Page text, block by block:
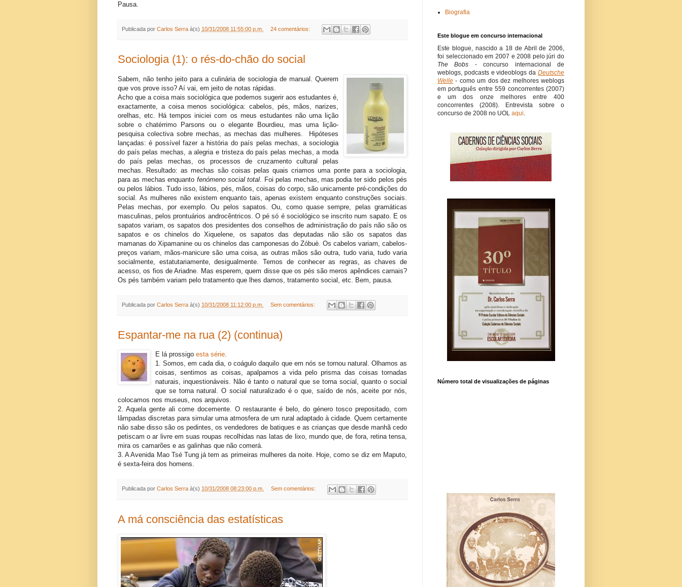
Pausa.
Publicada por Carlos Serra à(s) 10/31/2008 11:55:00 p.m. 24 comentários:
Sociologia (1): o rés-do-chão do social
Sabem, não tenho jeito para a culinária de sociologia de manual. Querem
que vos prove isso? Aí vai, em jeito de notas rápidas.
Acho que a coisa mais sociológica que podemos sugerir aos estudantes é,
exactamente, a coisa menos sociológica: cabelos, pés, mãos, narizes,
orelhas, etc. Há tempos iniciei com os meus estudantes não uma lição
sobre o chatérrimo Parsons ou o elegante Bourdieu, mas uma lição-
pesquisa colectiva sobre mechas, as mechas das mulheres. Hipóteses
lançadas: é possível fazer a história do país pelas mechas, a sociologia
do país pelas mechas, a alegria e tristeza do país pelas mechas, a moda
do país pelas mechas, os processos de cruzamento cultural pelas
mechas. Resultado: as mechas são coisas pelas quais criamos uma ponte para a sociologia,
para as mechas enquanto fenómeno social total . Foi pelas mechas, mas podia ter sido pelos pés
ou pelos lábios. Tudo isso, lábios, pés, mãos, coisas do corpo, são unicamente pré-condições do
social. As mulheres não existem enquanto tais, apenas existem enquanto construções sociais.
Pelas mechas, por exemplo. Ou pelos sapatos. Ou, como quase sempre, pelas gramáticas
masculinas, pelos prontuários androcêntricos. O pé só é sociológico se inscrito num sapato. E os
sapatos variam, os sapatos dos presidentes dos conselhos de administração do país não são os
sapatos e os chinelos do Xiquelene, os sapatos das deputadas não são os sapatos das
mamanas do Xipamanine ou os chinelos das camponesas do Zóbuè. Os cabelos variam, cabelos-
preços variam, mãos-manicure são uma coisa, as outras mãos são outra, tudo varia, tudo varia
socialmente, estatutariamente, desigualmente. Temos de conhecer as regras, as chaves de
acesso, os fios de Ariadne. Mas esperem, quem disse que os pés são meros apêndices carnais?
Os pés também variam pelo tratamento que lhes damos, tratamento social, etc. Bem, pausa.
Publicada por Carlos Serra à(s) 10/31/2008 11:12:00 p.m. Sem comentários:
Espantar-me na rua (2) (continua)
E lá prossigo esta série.
1. Somos, em cada dia, o coágulo daquilo que em nós se tornou natural. Olhamos as
coisas, sentimos as coisas, apalpamos a vida pelo prisma das coisas tornadas
naturais, inquestionáveis. Não é tanto o natural que se torna social, quanto o social
que se torna natural. O social naturalizado é o que, saído de nós, aceite por nós,
colocamos nos museus, nos arquivos.
2. Aquela gente ali come docemente. O restaurante é belo, do género tosco prepositado, com
lâmpadas discretas para simular uma atmosfera de um rural adaptado à cidade. Quem certamente
não sabe disso são os pedintes, os vendedores de batiques e as crianças que desde manhã cedo
petiscam o ar livre em suas roupas recolhidas nas latas de lixo, mundo que, de fora, retina tensa,
mira os camarões e as galinhas que não comerá.
3. A Avenida Mao Tsé Tung já tem as primeiras mulheres da noite. Hoje, como se diz em Maputo,
é sexta-feira dos homens.
Publicada por Carlos Serra à(s) 10/31/2008 08:23:00 p.m. Sem comentários:
A má consciência das estatísticas
Biografia
Este blogue em concurso internacional
Este blogue, nascido a 18 de Abril de 2006,
foi seleccionado em 2007 e 2008 pelo júri do
The Bobs - concurso internacional de
weblogs, podcasts e videoblogs da Deutsche
Welle - como um dos dez melhores weblogs
em português entre 559 concorrentes (2007)
e um dos onze melhores entre 400
concorrentes (2008). Entrevista sobre o
concurso de 2008 no UOL aqui.
Número total de visualizações de páginas